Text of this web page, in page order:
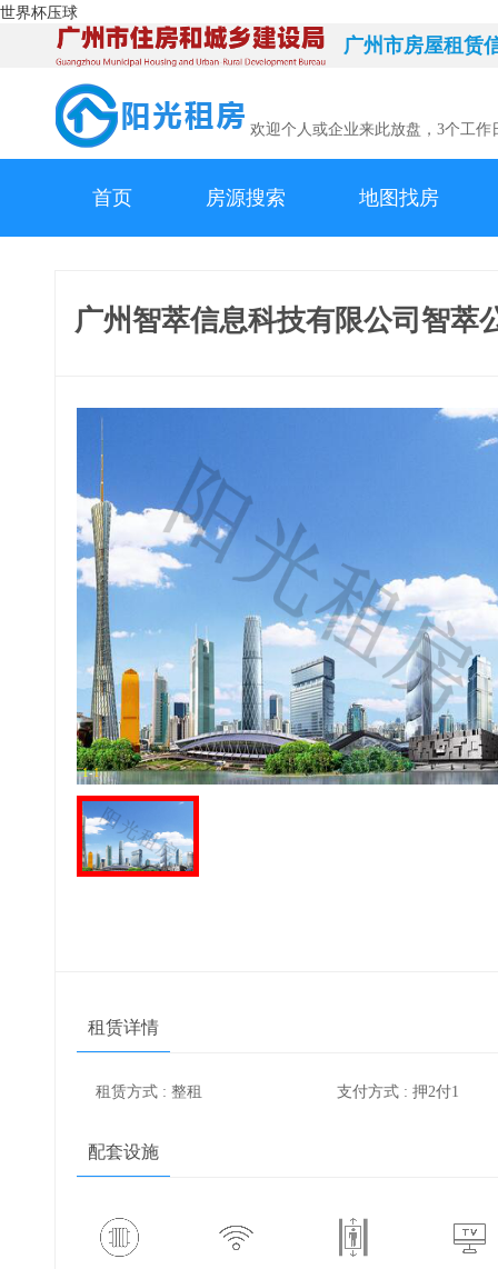
世界杯压球
广州市房屋租赁
欢迎个人或企业来此放盘，3个工作
首页 房源搜索 地图找房
广州智萃信息科技有限公司智萃
1-1
租赁详情
租赁方式 : 整租 支付方式 : 押2付1
配套设施